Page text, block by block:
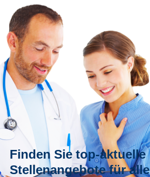
Finden Sie top-aktuelle
Stellenangebote für alle